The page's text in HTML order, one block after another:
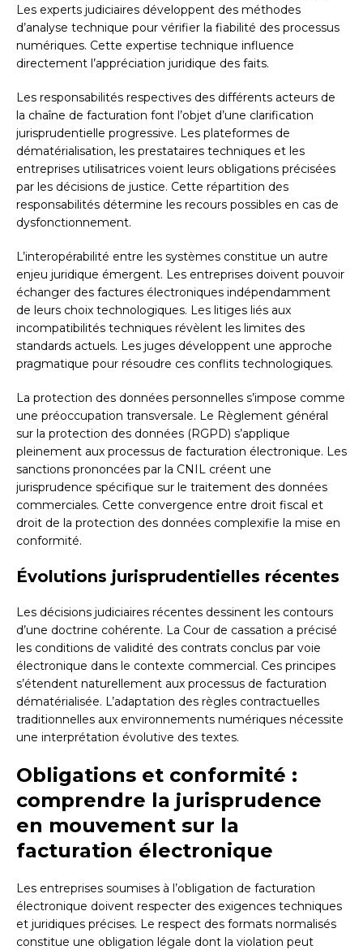
Les experts judiciaires développent des méthodes
d’analyse technique pour vérifier la fiabilité des processus
numériques. Cette expertise technique influence
directement l’appréciation juridique des faits.
Les responsabilités respectives des différents acteurs de
la chaîne de facturation font l’objet d’une clarification
jurisprudentielle progressive. Les plateformes de
dématérialisation, les prestataires techniques et les
entreprises utilisatrices voient leurs obligations précisées
par les décisions de justice. Cette répartition des
responsabilités détermine les recours possibles en cas de
dysfonctionnement.
L’interopérabilité entre les systèmes constitue un autre
enjeu juridique émergent. Les entreprises doivent pouvoir
échanger des factures électroniques indépendamment
de leurs choix technologiques. Les litiges liés aux
incompatibilités techniques révèlent les limites des
standards actuels. Les juges développent une approche
pragmatique pour résoudre ces conflits technologiques.
La protection des données personnelles s’impose comme
une préoccupation transversale. Le Règlement général
sur la protection des données (RGPD) s’applique
pleinement aux processus de facturation électronique. Les
sanctions prononcées par la CNIL créent une
jurisprudence spécifique sur le traitement des données
commerciales. Cette convergence entre droit fiscal et
droit de la protection des données complexifie la mise en
conformité.
Évolutions jurisprudentielles récentes
Les décisions judiciaires récentes dessinent les contours
d’une doctrine cohérente. La Cour de cassation a précisé
les conditions de validité des contrats conclus par voie
électronique dans le contexte commercial. Ces principes
s’étendent naturellement aux processus de facturation
dématérialisée. L’adaptation des règles contractuelles
traditionnelles aux environnements numériques nécessite
une interprétation évolutive des textes.
Obligations et conformité :
comprendre la jurisprudence
en mouvement sur la
facturation électronique
Les entreprises soumises à l’obligation de facturation
électronique doivent respecter des exigences techniques
et juridiques précises. Le respect des formats normalisés
constitue une obligation légale dont la violation peut